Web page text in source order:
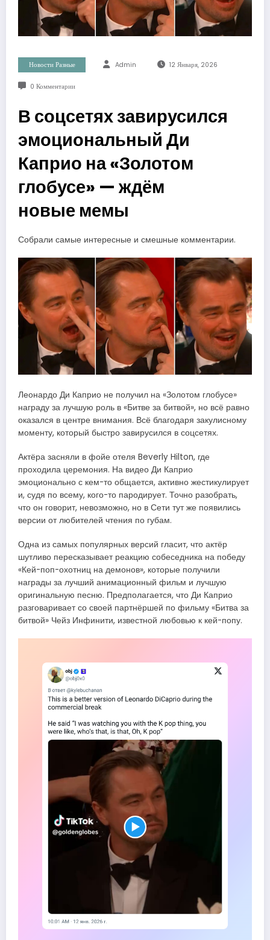
Новости Разные Admin 12 Января, 2026
0 Комментарии
В соцсетях завирусился
эмоциональный Ди
Каприо на «Золотом
глобусе» — ждём
новые мемы
Собрали самые интересные и смешные комментарии.
Леонардо Ди Каприо не получил на «Золотом глобусе»
награду за лучшую роль в «Битве за битвой», но всё равно
оказался в центре внимания. Всё благодаря закулисному
моменту, который быстро завирусился в соцсетях.
Актёра засняли в фойе отеля Beverly Hilton, где
проходила церемония. На видео Ди Каприо
эмоционально с кем-то общается, активно жестикулирует
и, судя по всему, кого-то пародирует. Точно разобрать,
что он говорит, невозможно, но в Сети тут же появились
версии от любителей чтения по губам.
Одна из самых популярных версий гласит, что актёр
шутливо пересказывает реакцию собеседника на победу
«Кей-поп-охотниц на демонов», которые получили
награды за лучший анимационный фильм и лучшую
оригинальную песню. Предполагается, что Ди Каприо
разговаривает со своей партнёршей по фильму «Битва за
битвой» Чейз Инфинити, известной любовью к кей-попу.